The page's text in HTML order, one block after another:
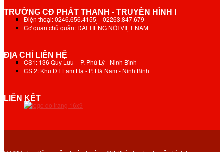
TRƯỜNG CĐ PHÁT THANH - TRUYỀN HÌNH I
Điện thoại: 0246.656.4155 – 02263.847.679
Cơ quan chủ quản: ĐÀI TIẾNG NÓI VIỆT NAM
ĐỊA CHỈ LIÊN HỆ
CS1: 136 Quy Lưu - P. Phủ Lý - Ninh Bình
CS 2: Khu ĐT Lam Hạ - P. Hà Nam - Ninh Bình
LIÊN KẾT